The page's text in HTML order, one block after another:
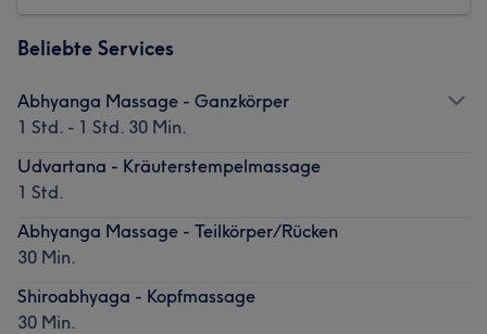
Beliebte Services
Abhyanga Massage - Ganzkörper
1 Std. - 1 Std. 30 Min.
Udvartana - Kräuterstempelmassage
1 Std.
Abhyanga Massage - Teilkörper/Rücken
30 Min.
Shiroabhyaga - Kopfmassage
30 Min.